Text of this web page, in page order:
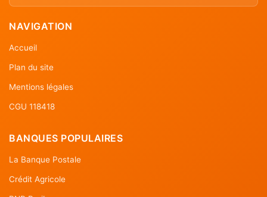
NAVIGATION
Accueil
Plan du site
Mentions légales
CGU 118418
BANQUES POPULAIRES
La Banque Postale
Crédit Agricole